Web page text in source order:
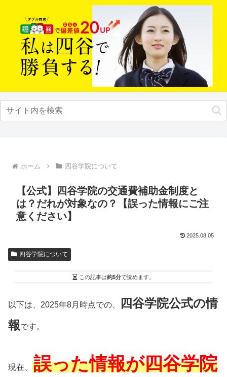
ホーム 四谷学院について
【公式】四谷学院の交通費補助金制度と
は？だれが対象なの？【誤った情報にご注
意ください】
2025.08.05
四谷学院について
この記事は約5分で読めます。
以下は、2025年8月時点での、
四谷学院公式の情
報です。
現在、
誤った情報が四谷学院